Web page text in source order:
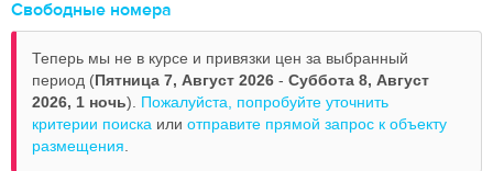
Свободные номера
Теперь мы не в курсе и привязки цен за выбранный
период (Пятница 7, Август 2026 - Суббота 8, Август
2026, 1 ночь). Пожалуйста, попробуйте уточнить
критерии поиска или отправите прямой запрос к объекту
размещения.